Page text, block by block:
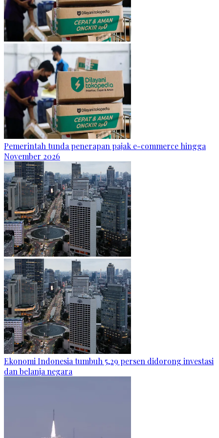
Pemerintah tunda penerapan pajak e-commerce hingga
November 2026
Ekonomi Indonesia tumbuh 5,29 persen didorong investasi
dan belanja negara